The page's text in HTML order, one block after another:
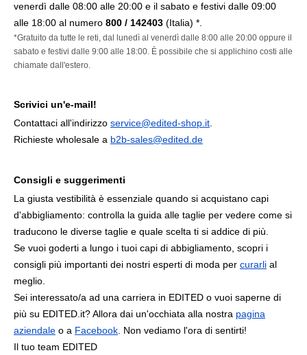
venerdì dalle 08:00 alle 20:00 e il sabato e festivi dalle 09:00
alle 18:00 al numero 800 / 142403 (Italia) *.
*Gratuito da tutte le reti, dal lunedì al venerdì dalle 8:00 alle 20:00 oppure il
sabato e festivi dalle 9:00 alle 18:00. È possibile che si applichino costi alle
chiamate dall'estero.
Scrivici un'e-mail!
Contattaci all'indirizzo service@edited-shop.it
Richieste wholesale a b2b-sales@edited.de
Consigli e suggerimenti
La giusta vestibilità è essenziale quando si acquistano capi
d'abbigliamento: controlla la guida alle taglie per vedere come si
traducono le diverse taglie e quale scelta ti si addice di più.
Se vuoi goderti a lungo i tuoi capi di abbigliamento, scopri i
consigli più importanti dei nostri esperti di moda per curarli al
meglio.
Sei interessato/a ad una carriera in EDITED o vuoi saperne di
più su EDITED.it? Allora dai un'occhiata alla nostra pagina
aziendale o a Facebook . Non vediamo l'ora di sentirti!
Il tuo team EDITED